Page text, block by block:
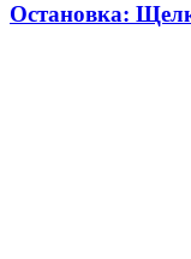
Остановка: